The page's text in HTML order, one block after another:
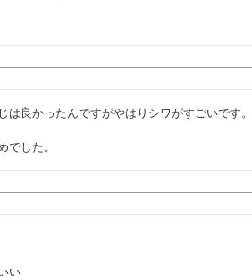
は良かったんですがやはりシワがすごいです。
でした。
い